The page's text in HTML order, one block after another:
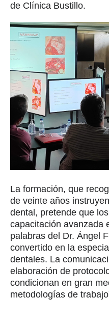
de Clínica Bustillo.
La formación, que
de veinte años
dental, pretende que
capacitación avanzada
palabras del Dr. Ángel
convertido en la
dentales. La
elaboración de
condicionan en gran
metodologías de